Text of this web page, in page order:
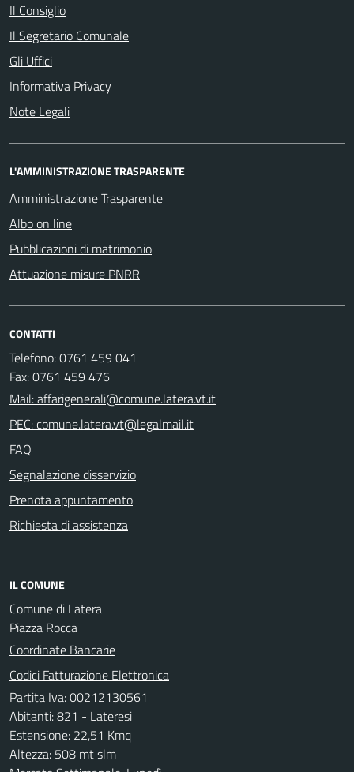
Il Consiglio
Il Segretario Comunale
Gli Uffici
Informativa Privacy
Note Legali
L'AMMINISTRAZIONE TRASPARENTE
Amministrazione Trasparente
Albo on line
Pubblicazioni di matrimonio
Attuazione misure PNRR
CONTATTI
Telefono: 0761 459 041
Fax: 0761 459 476
Mail: affarigenerali@comune.latera.vt.it
PEC: comune.latera.vt@legalmail.it
FAQ
Segnalazione disservizio
Prenota appuntamento
Richiesta di assistenza
IL COMUNE
Comune di Latera
Piazza Rocca
Coordinate Bancarie
Codici Fatturazione Elettronica
Partita Iva: 00212130561
Abitanti: 821 - Lateresi
Estensione: 22,51 Kmq
Altezza: 508 mt slm